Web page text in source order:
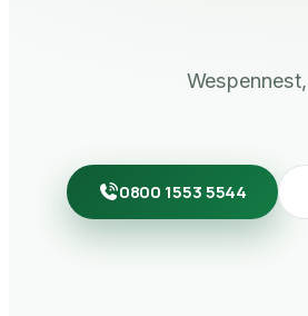
0800 1553 5544